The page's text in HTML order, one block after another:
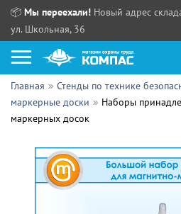
📦 Мы переехали! Новый адрес
ул. Школьная, 36
Как купить?
Прайс-листы
Сотрудничество
Партнерам
ПН - ЧТ:
ПТ:
Главная Стенды по технике
маркерные доски
Наборы
маркерных досок